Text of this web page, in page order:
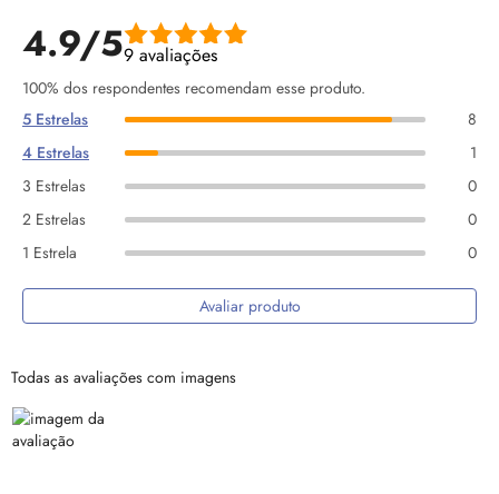
4.9/59 avaliações
100% dos respondentes recomendam esse produto.
5 Estrelas
8
4 Estrelas
1
3 Estrelas
0
2 Estrelas
0
1 Estrela
0
Avaliar produto
Todas as avaliações com imagens